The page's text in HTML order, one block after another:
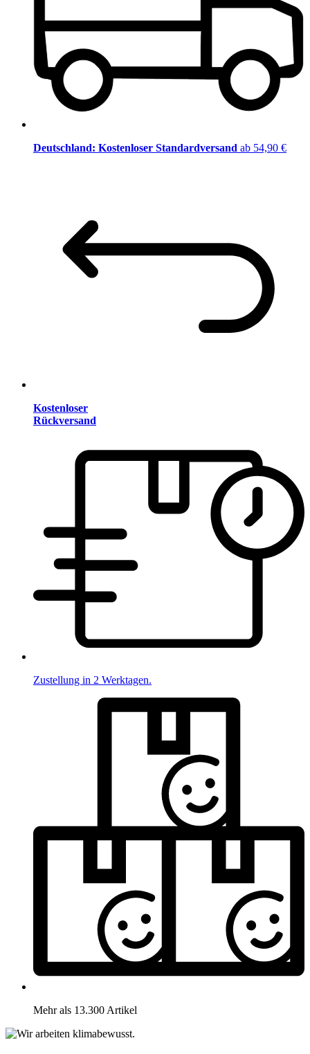
Deutschland: Kostenloser Standardversand ab 54,90 €
Kostenloser
Rückversand
Zustellung in 2 Werktagen.
Mehr als 13.300 Artikel